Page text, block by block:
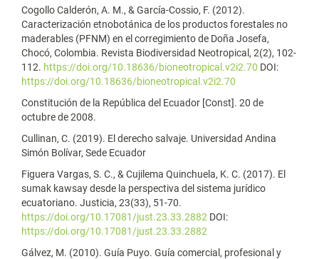
Cogollo Calderón, A. M., & García-Cossio, F. (2012).
Caracterización etnobotánica de los productos forestales no
maderables (PFNM) en el corregimiento de Doña Josefa,
Chocó, Colombia. Revista Biodiversidad Neotropical, 2(2), 102-
112. https://doi.org/10.18636/bioneotropical.v2i2.70 DOI:
https://doi.org/10.18636/bioneotropical.v2i2.70
Constitución de la República del Ecuador [Const]. 20 de
octubre de 2008.
Cullinan, C. (2019). El derecho salvaje. Universidad Andina
Simón Bolívar, Sede Ecuador
Figuera Vargas, S. C., & Cujilema Quinchuela, K. C. (2017). El
sumak kawsay desde la perspectiva del sistema jurídico
ecuatoriano. Justicia, 23(33), 51-70.
https://doi.org/10.17081/just.23.33.2882 DOI:
https://doi.org/10.17081/just.23.33.2882
Gálvez, M. (2010). Guía Puyo. Guía comercial, profesional y